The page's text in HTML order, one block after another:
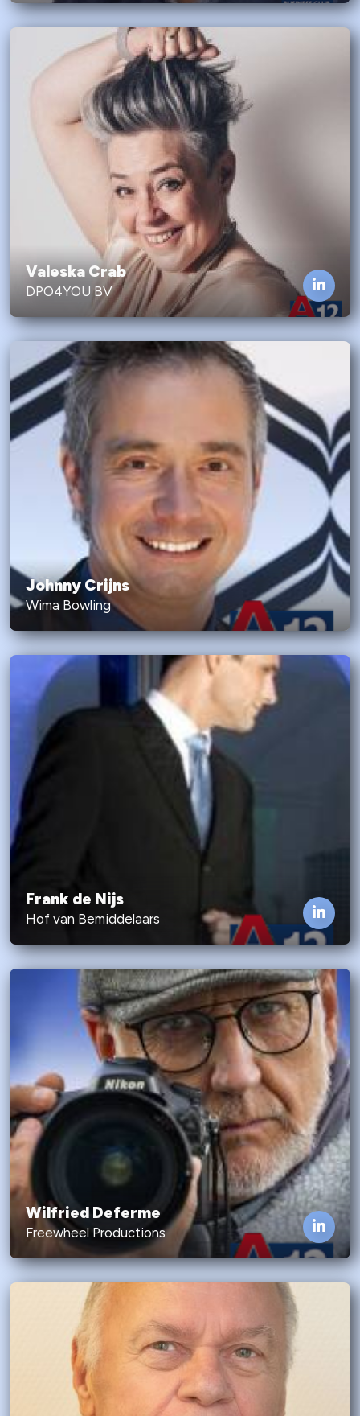
Valeska Crab
DPO4YOU BV
Johnny Crijns
Wima Bowling
Frank de Nijs
Hof van Bemiddelaars
Wilfried Deferme
Freewheel Productions